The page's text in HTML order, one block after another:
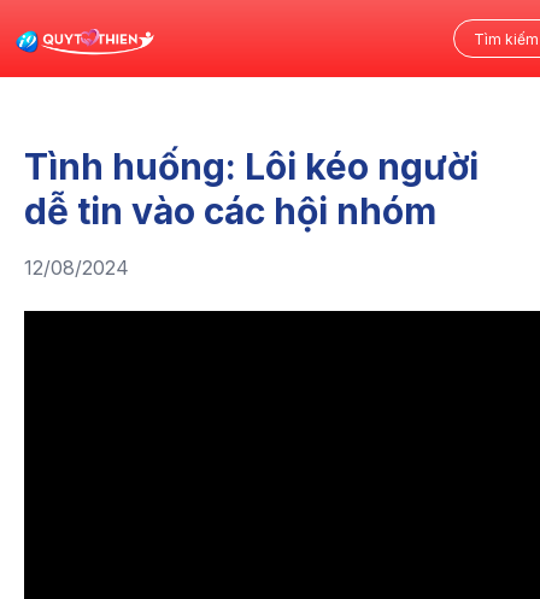
Tình huống: Lôi kéo người
dễ tin vào các hội nhóm
12/08/2024